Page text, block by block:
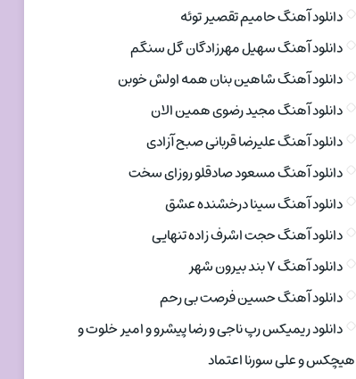
دانلود آهنگ حامیم تقصیر توئه
دانلود آهنگ سهیل مهرزادگان گل سنگم
دانلود آهنگ شاهین بنان همه اولش خوبن
دانلود آهنگ مجید رضوی همین الان
دانلود آهنگ علیرضا قربانی صبح آزادی
دانلود آهنگ مسعود صادقلو روزای سخت
دانلود آهنگ سینا درخشنده عشق
دانلود آهنگ حجت اشرف زاده تنهایی
دانلود آهنگ ۷ بند بیرون شهر
دانلود آهنگ حسین فرصت بی رحم
دانلود ریمیکس رپ ناجی و رضا پیشرو و امیر خلوت و
هیچکس و علی سورنا اعتماد